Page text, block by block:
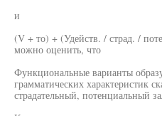
и
(V + то) + (Удейств. / страд. /
можно оценить, что
Функциональные варианты
грамматических характеристик
страдательный, потенциальный